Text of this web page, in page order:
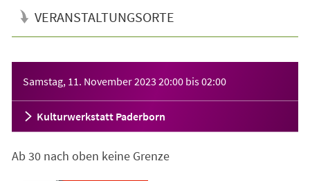
VERANSTALTUNGSORTE
Samstag, 11. November 2023 20:00 bis02:00
Kulturwerkstatt Paderborn
Ab 30 nach oben keine Grenze